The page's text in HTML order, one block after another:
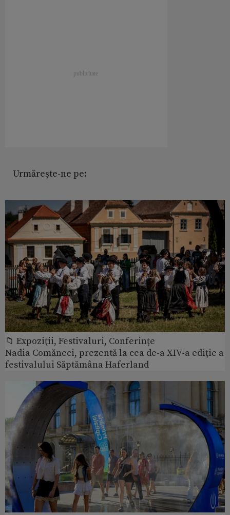
Urmărește-ne pe:
📁 Expoziţii, Festivaluri, Conferințe
Nadia Comăneci, prezentă la cea de-a XIV-a ediție a
festivalului Săptămâna Haferland